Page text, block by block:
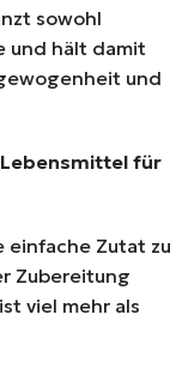
sowohl
und hält damit
und
für
einfache Zutat zu
Zubereitung
viel mehr als